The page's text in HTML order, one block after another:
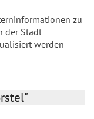
zu
der Stadt
werden